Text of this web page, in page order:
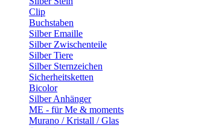
Clip
Buchstaben
Silber Emaille
Silber Zwischenteile
Silber Tiere
Silber Sternzeichen
Sicherheitsketten
Bicolor
Silber Anhänger
ME - für Me & moments
Murano / Kristall / Glas